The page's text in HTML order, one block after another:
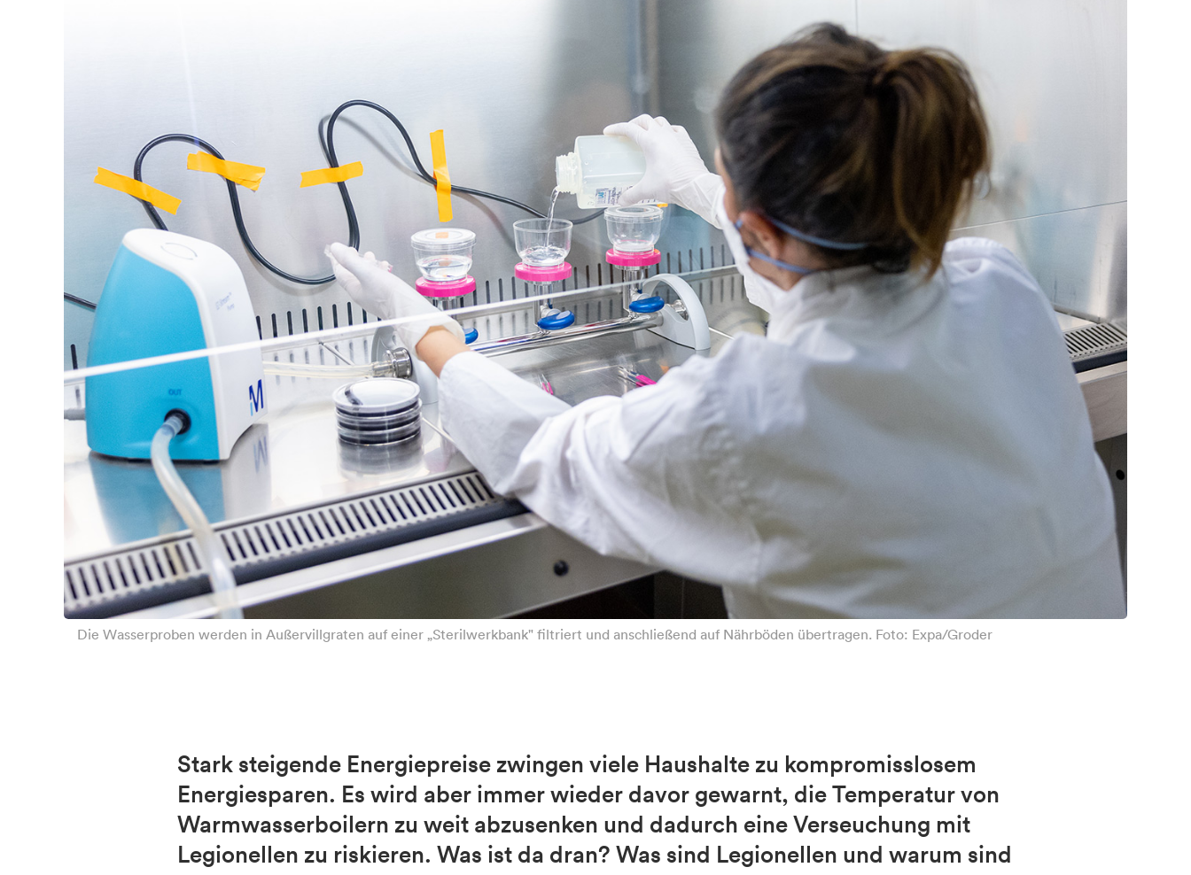
Die Wasserproben werden in Außervillgraten auf einer „Sterilwerkbank" filtriert und anschließend auf Nährböden übertragen. Foto: Expa/Groder
Stark steigende Energiepreise zwingen viele Haushalte zu kompromisslosem
Energiesparen. Es wird aber immer wieder davor gewarnt, die Temperatur von
Warmwasserboilern zu weit abzusenken und dadurch eine Verseuchung mit
Legionellen zu riskieren. Was ist da dran? Was sind Legionellen und warum sind